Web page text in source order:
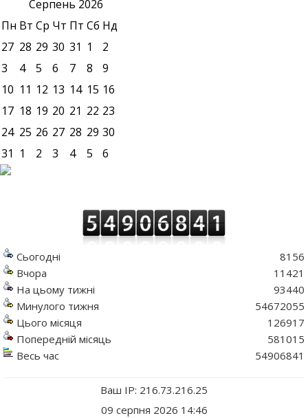
Серпень 2026
Пн Вт Ср Чт Пт Сб Нд
27 28 29 30 31 1
2
3
4 5 6 7 8
9
10 11 12 13 14 15 16
17 18 19 20 21 22 23
24 25 26 27 28 29 30
31 1 2 3 4 5 6
Сьогодні
Вчора
На цьому тижні
Минулого тижня
Цього місяця
Попередній місяць
Весь час
8156
11421
93440
54672055
126917
581015
54906841
Ваш IP: 216.73.216.25
09 серпня 2026 14:46